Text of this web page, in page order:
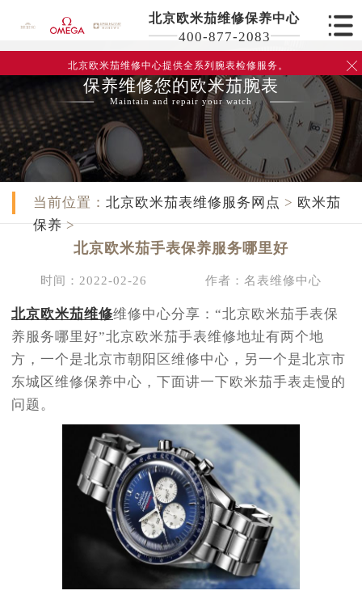
北京欧米茄维修保养中心
400-877-2083
北京欧米茄维修中心提供全系列腕表检修服务。 
保养维修您的欧米茄腕表
Maintain and repair your watch
当前位置： 北京欧米茄表维修服务网点 > 欧米茄
保养 >
北京欧米茄手表保养服务哪里好
时间：2022-02-26 作者：名表维修中心
北京欧米茄维修维修中心分享：“北京欧米茄手表保
养服务哪里好”北京欧米茄手表维修地址有两个地
方，一个是北京市朝阳区维修中心，另一个是北京市
东城区维修保养中心，下面讲一下欧米茄手表走慢的
问题。